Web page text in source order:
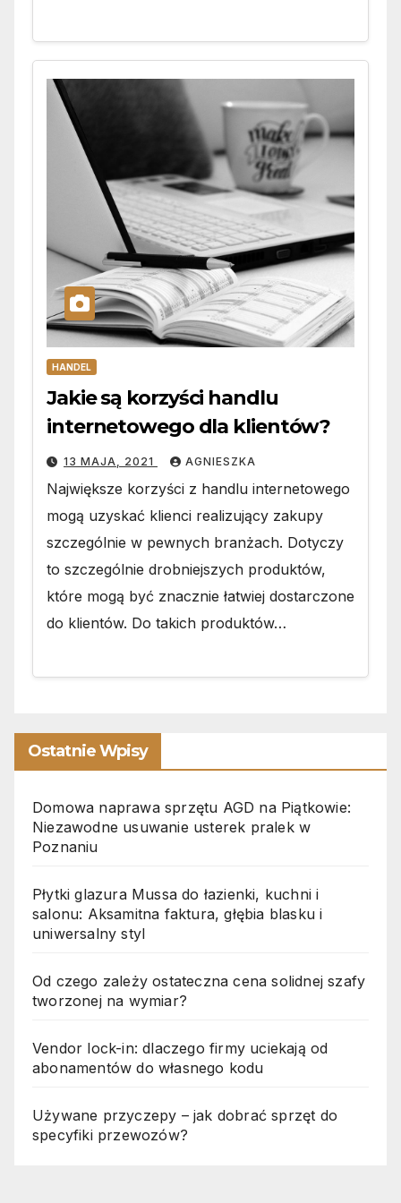
HANDEL
Jakie są korzyści handlu
internetowego dla klientów?
13 MAJA, 2021 AGNIESZKA
Największe korzyści z handlu internetowego
mogą uzyskać klienci realizujący zakupy
szczególnie w pewnych branżach. Dotyczy
to szczególnie drobniejszych produktów,
które mogą być znacznie łatwiej dostarczone
do klientów. Do takich produktów…
Ostatnie Wpisy
Domowa naprawa sprzętu AGD na Piątkowie:
Niezawodne usuwanie usterek pralek w
Poznaniu
Płytki glazura Mussa do łazienki, kuchni i
salonu: Aksamitna faktura, głębia blasku i
uniwersalny styl
Od czego zależy ostateczna cena solidnej szafy
tworzonej na wymiar?
Vendor lock-in: dlaczego firmy uciekają od
abonamentów do własnego kodu
Używane przyczepy – jak dobrać sprzęt do
specyfiki przewozów?